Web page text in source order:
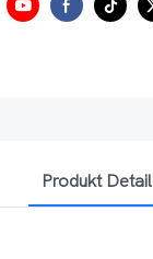
Produkt Detail